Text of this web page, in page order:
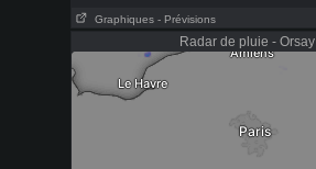
Graphiques - Prévisions
Radar de pluie - Orsay